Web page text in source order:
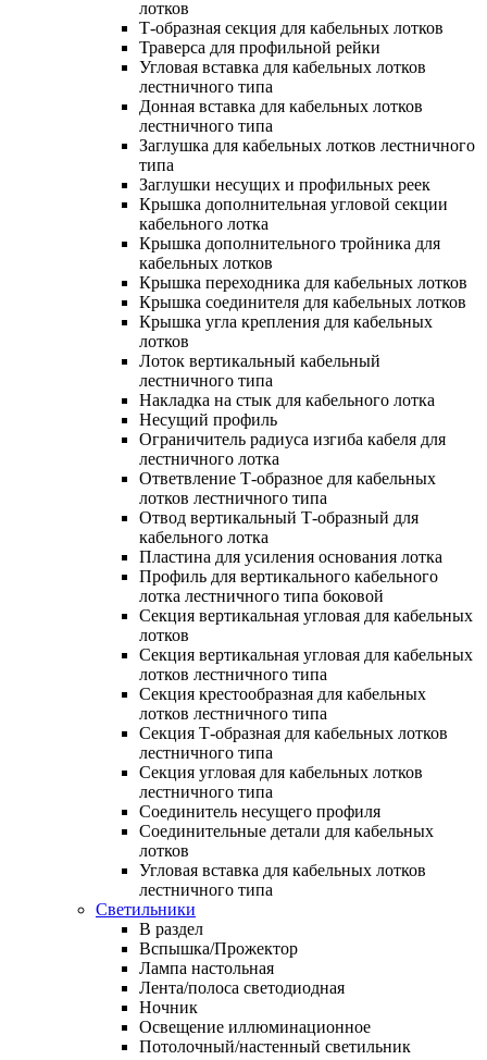
лотков
Т-образная секция для кабельных лотков
Траверса для профильной рейки
Угловая вставка для кабельных лотков
лестничного типа
Донная вставка для кабельных лотков
лестничного типа
Заглушка для кабельных лотков лестничного
типа
Заглушки несущих и профильных реек
Крышка дополнительная угловой секции
кабельного лотка
Крышка дополнительного тройника для
кабельных лотков
Крышка переходника для кабельных лотков
Крышка соединителя для кабельных лотков
Крышка угла крепления для кабельных
лотков
Лоток вертикальный кабельный
лестничного типа
Накладка на стык для кабельного лотка
Несущий профиль
Ограничитель радиуса изгиба кабеля для
лестничного лотка
Ответвление Т-образное для кабельных
лотков лестничного типа
Отвод вертикальный Т-образный для
кабельного лотка
Пластина для усиления основания лотка
Профиль для вертикального кабельного
лотка лестничного типа боковой
Секция вертикальная угловая для кабельных
лотков
Секция вертикальная угловая для кабельных
лотков лестничного типа
Секция крестообразная для кабельных
лотков лестничного типа
Секция Т-образная для кабельных лотков
лестничного типа
Секция угловая для кабельных лотков
лестничного типа
Соединитель несущего профиля
Соединительные детали для кабельных
лотков
Угловая вставка для кабельных лотков
лестничного типа
Светильники
В раздел
Вспышка/Прожектор
Лампа настольная
Лента/полоса светодиодная
Ночник
Освещение иллюминационное
Потолочный/настенный светильник